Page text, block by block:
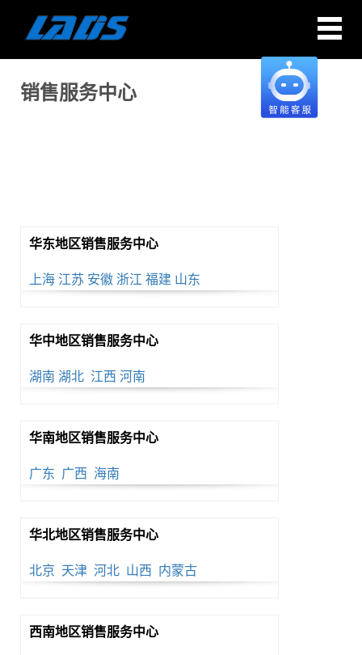
销售服务中心
华东地区销售服务中心
上海 江苏 安徽 浙江 福建 山东
华中地区销售服务中心
湖南 湖北 江西 河南
华南地区销售服务中心
广东 广西 海南
华北地区销售服务中心
北京 天津 河北 山西 内蒙古
西南地区销售服务中心